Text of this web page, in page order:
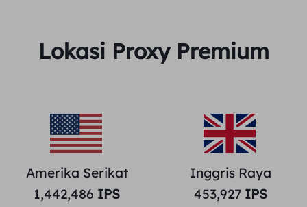
Lokasi Proxy Premium
Amerika Serikat
1,442,486 IPS
Inggris Raya
453,927IPS